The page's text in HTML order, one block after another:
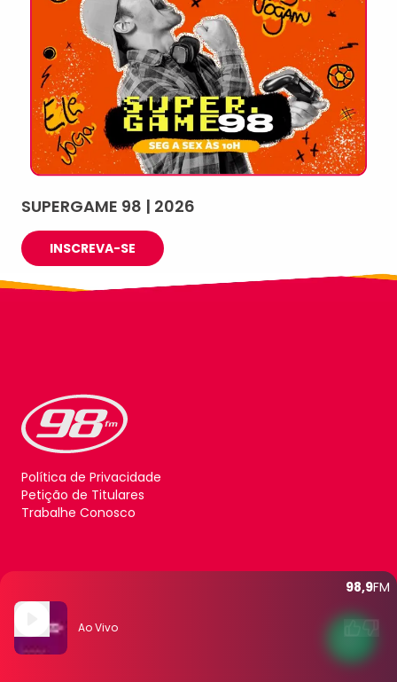
98,9FM
Ao Vivo
SUPERGAME 98 | 2026
INSCREVA-SE
Política de Privacidade
Petição de Titulares
Trabalhe Conosco